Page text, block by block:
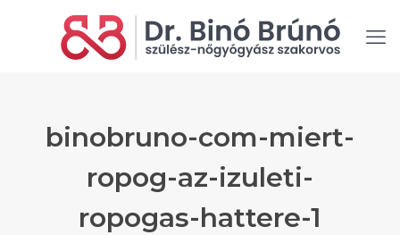
binobruno-com-miert-
ropog-az-izuleti-
ropogas-hattere-1